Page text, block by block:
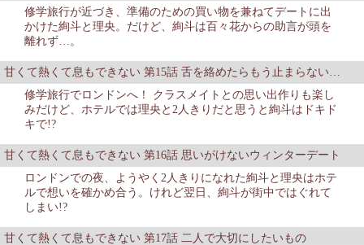
修学旅行が近づき、準備のための買い物を兼ねてデートに出
かけた絢斗と理央。だけど、絢斗は百々花からの助言が頭を
離れず…。
甘くて熱くて息もできない 第15話 舌を絡めたらもう止まらない…
修学旅行でロンドンへ！ クラスメイトとの思い出作りも楽し
みだけど、ホテルでは理央と2人きりだと思うと絢斗はドキド
キで!?
甘くて熱くて息もできない 第16話 思いがけないウィンターデート
ロンドンでの夜、ようやく2人きりになれた絢斗と理央はホテ
ルで想いを確かめ合う。けれど翌日、絢斗が街中ではぐれて
しまい!?
甘くて熱くて息もできない 第17話 二人で大切にしたいもの